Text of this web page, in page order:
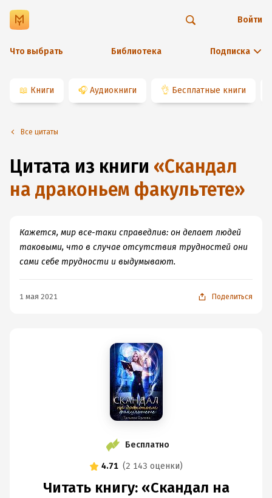
Что выбрать Библиотека Подписка
Войти
📖 Книги 🎧 Аудиокниги 👌 Бесплатные книги
Все цитаты
Цитата из книги «Скандал
на драконьем факультете»
Кажется, мир все-таки справедлив: он делает людей
таковыми, что в случае отсутствия трудностей они
сами себе трудности и выдумывают.
1 мая 2021 Поделиться
Бесплатно
4.71 (2 143 оценки)
Читать книгу: «Скандал на